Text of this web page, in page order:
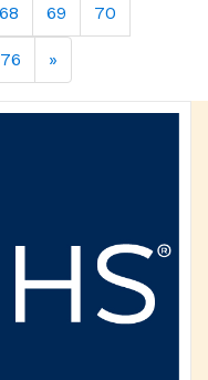
68 69 70
76 »